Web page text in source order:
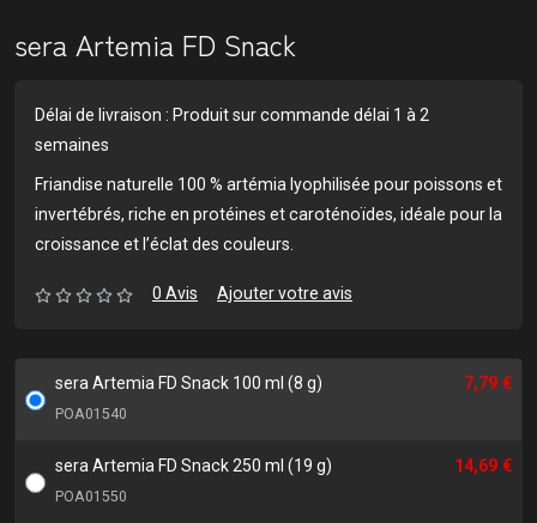
sera Artemia FD Snack
Délai de livraison : Produit sur commande délai 1 à 2
semaines
Friandise naturelle 100 % artémia lyophilisée pour poissons et
invertébrés, riche en protéines et caroténoïdes, idéale pour la
croissance et l’éclat des couleurs.
0 Avis Ajouter votre avis
sera Artemia FD Snack 100 ml (8 g)
POA01540
7,79 €
sera Artemia FD Snack 250 ml (19 g)
POA01550
14,69 €